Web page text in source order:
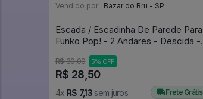
Vendido por: Bazar do Bru - SP
Escada / Escadinha De Parede Para
Funko Pop! - 2 Andares - Descida -
R$ 30,00 5% OFF
R$ 28,50
4x R$ 7,13 sem juros Frete Grátis